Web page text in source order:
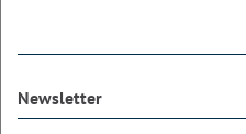
Newsletter